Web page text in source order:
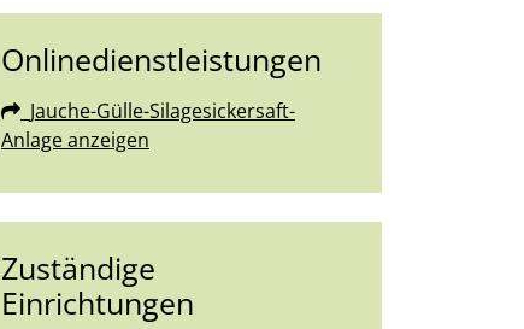
Onlinedienstleistungen
Jauche-Gülle-Silagesickersaft-
Anlage anzeigen
Zuständige
Einrichtungen